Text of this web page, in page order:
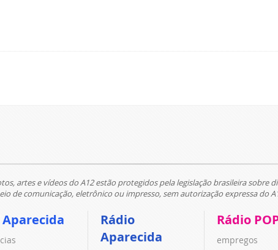
artes e vídeos do A12 estão protegidos pela legislação brasileira sobre
de comunicação, eletrônico ou impresso, sem autorização expressa do
Aparecida
Rádio
Aparecida
Rádio
empregos